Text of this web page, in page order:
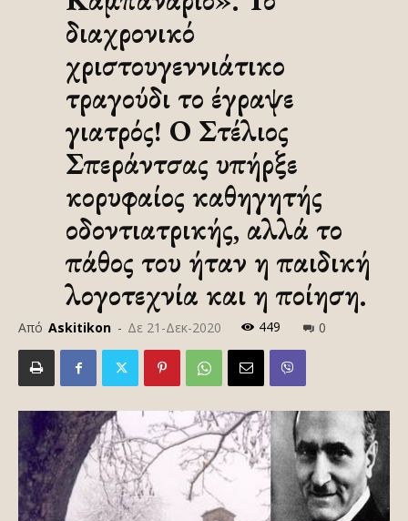
διαχρονικό
χριστουγεννιάτικο
τραγούδι το έγραψε
γιατρός! Ο Στέλιος
Σπεράντσας υπήρξε
κορυφαίος καθηγητής
οδοντιατρικής, αλλά το
πάθος του ήταν η παιδική
λογοτεχνία και η ποίηση.
Από Askitikon - Δε 21-Δεκ-2020 449 0